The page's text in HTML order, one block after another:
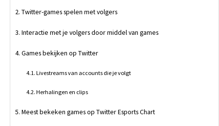
Twitter-games spelen met volgers
Interactie met je volgers door middel van games
Games bekijken op Twitter
Livestreams van accounts die je volgt
Herhalingen en clips
Meest bekeken games op Twitter Esports Chart